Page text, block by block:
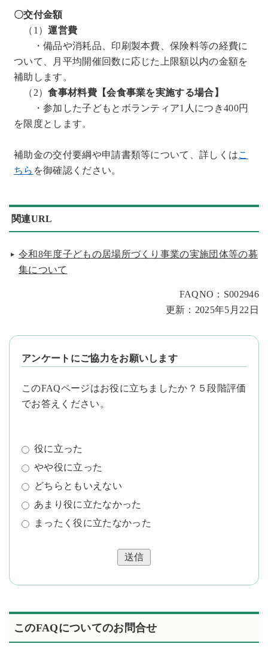
〇交付金額
（1）運営費
・備品や消耗品、印刷製本費、保険料等の経費に
ついて、月平均開催回数に応じた上限額以内の金額を
補助します。
（2）食事材料費【会食事業を実施する場合】
・参加した子どもとボランティア1人につき400円
を限度とします。
補助金の交付要綱や申請書類等について、詳しくはこ
ちら を御確認ください。
関連URL
令和8年度子どもの居場所づくり事業の実施団体等の募
集について
FAQNO：S002946
更新：2025年5月22日
アンケートにご協力をお願いします
このFAQページはお役に立ちましたか？５段階評価
でお答えください。
役に立った
やや役に立った
どちらともいえない
あまり役に立たなかった
まったく役に立たなかった
送信
このFAQについてのお問合せ